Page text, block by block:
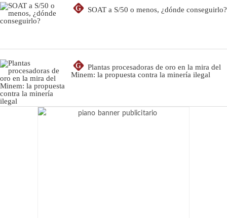
G SOAT a S/50 o menos, ¿dónde conseguirlo?
G
Plantas procesadoras de oro en la mira del
Minem: la propuesta contra la minería ilegal